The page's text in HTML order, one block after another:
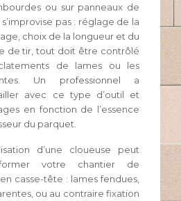
ou sur panneaux de
pas : réglage de la
choix de la longueur et du
de tir, tout doit être contrôlé
de lames ou les
Un professionnel a
avec ce type d’outil et
en fonction de l’essence
du parquet.
d’une cloueuse peut
votre chantier de
casse-tête : lames fendues,
ou au contraire fixation